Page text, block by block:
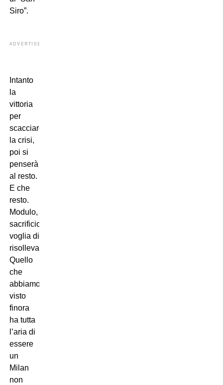
Siro”.
ADVERTISEMENT
Intanto
la
vittoria
per
scacciare
la crisi,
poi si
penserà
al resto.
E che
resto.
Modulo,
sacrificio,
voglia di
risollevarsi.
Quello
che
abbiamo
visto
finora
ha tutta
l’aria di
essere
un
Milan
non